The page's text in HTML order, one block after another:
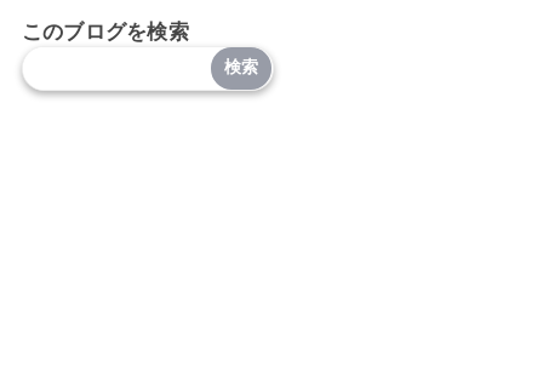
このブログを検索